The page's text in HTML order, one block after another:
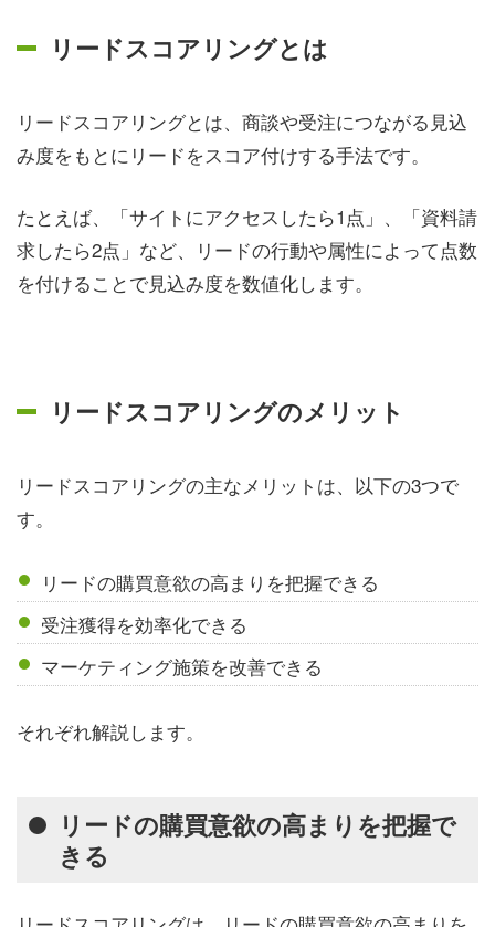
リードスコアリングとは
リードスコアリングとは、商談や受注につながる見込
み度をもとにリードをスコア付けする手法です。
たとえば、「サイトにアクセスしたら1点」、「資料請
求したら2点」など、リードの行動や属性によって点数
を付けることで見込み度を数値化します。
リードスコアリングのメリット
リードスコアリングの主なメリットは、以下の3つで
す。
リードの購買意欲の高まりを把握できる
受注獲得を効率化できる
マーケティング施策を改善できる
それぞれ解説します。
リードの購買意欲の高まりを把握で
きる